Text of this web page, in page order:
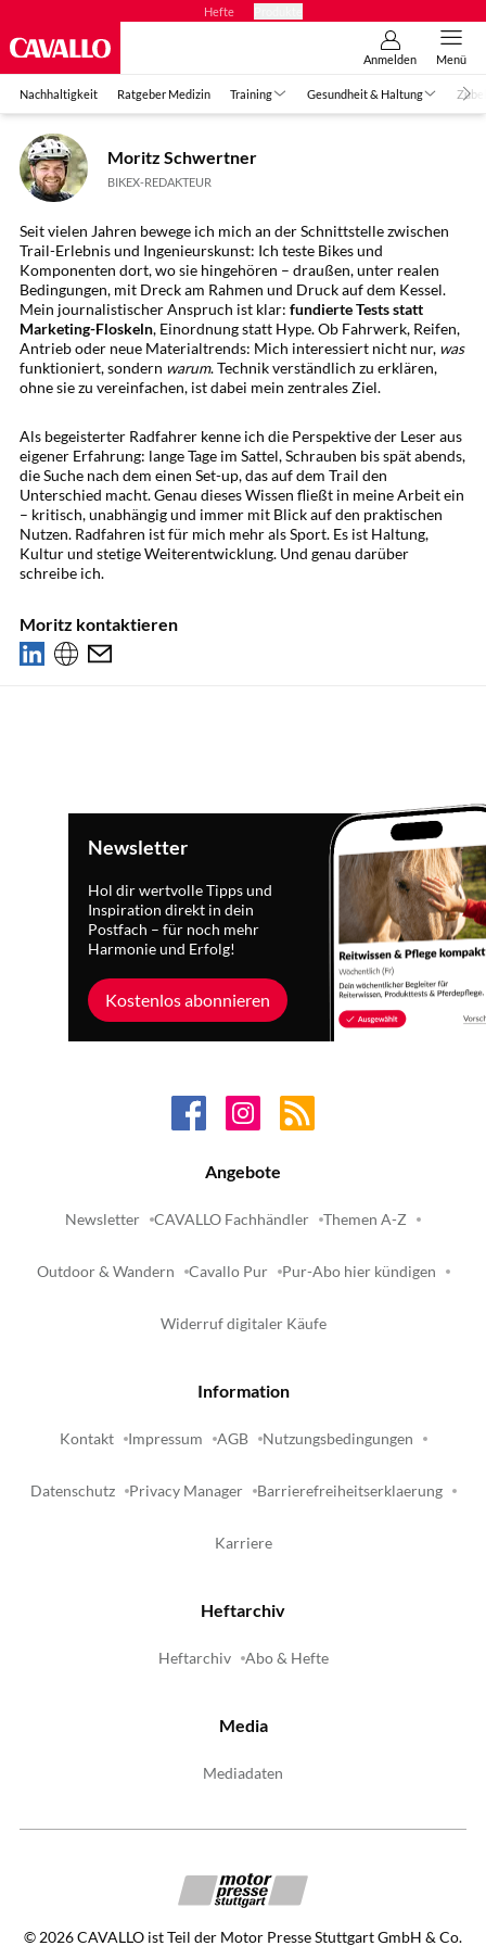
Hefte
Anmelden Menü
Nachhaltigkeit Ratgeber Medizin Training Gesundheit & Haltung
Moritz Schwertner
BIKEX-REDAKTEUR
Seit vielen Jahren bewege ich mich an der Schnittstelle zwischen
Trail-Erlebnis und Ingenieurskunst: Ich teste Bikes und
Komponenten dort, wo sie hingehören – draußen, unter realen
Bedingungen, mit Dreck am Rahmen und Druck auf dem Kessel.
Mein journalistischer Anspruch ist klar: fundierte Tests statt
Marketing-Floskeln, Einordnung statt Hype. Ob Fahrwerk, Reifen,
Antrieb oder neue Materialtrends: Mich interessiert nicht nur, was
funktioniert, sondern warum. Technik verständlich zu erklären,
ohne sie zu vereinfachen, ist dabei mein zentrales Ziel.
Als begeisterter Radfahrer kenne ich die Perspektive der Leser aus
eigener Erfahrung: lange Tage im Sattel, Schrauben bis spät abends,
die Suche nach dem einen Set-up, das auf dem Trail den
Unterschied macht. Genau dieses Wissen fließt in meine Arbeit ein
– kritisch, unabhängig und immer mit Blick auf den praktischen
Nutzen. Radfahren ist für mich mehr als Sport. Es ist Haltung,
Kultur und stetige Weiterentwicklung. Und genau darüber
schreibe ich.
Moritz kontaktieren
Newsletter
Hol dir wertvolle Tipps und
Inspiration direkt in dein
Postfach – für noch mehr
Harmonie und Erfolg!
Kostenlos abonnieren
Angebote
Newsletter CAVALLO Fachhändler Themen A-Z
Outdoor & Wandern Cavallo Pur Pur-Abo hier kündigen
Widerruf digitaler Käufe
Information
Kontakt Impressum AGB Nutzungsbedingungen
Datenschutz Privacy Manager Barrierefreiheitserklaerung
Karriere
Heftarchiv
Heftarchiv Abo & Hefte
Media
Mediadaten
© 2026CAVALLO ist Teil der Motor Presse Stuttgart GmbH & Co.